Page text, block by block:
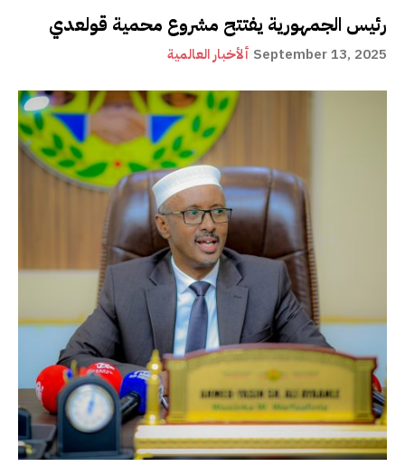
رئيس الجمهورية يفتتح مشروع محمية قولعدي
ألأخبار العالمية September 13, 2025